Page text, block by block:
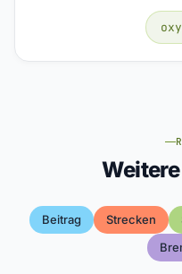
Beitrag Strecken